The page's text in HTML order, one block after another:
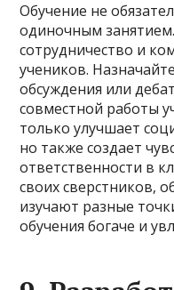
Обучение не
одиночным
сотрудничество и
учеников.
обсуждения или
совместной работы
только улучшает
но также создает
ответственности в
своих сверстников,
изучают разные
обучения богаче и